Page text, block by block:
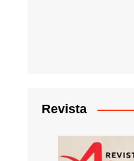
Revista